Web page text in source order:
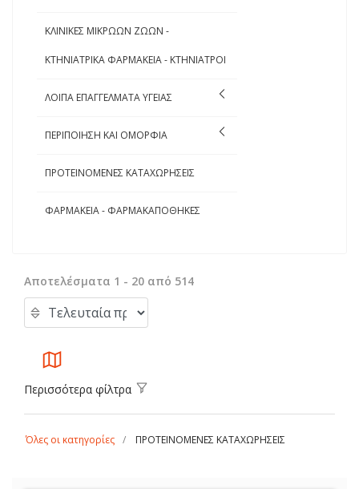
ΚΛΙΝΙΚΕΣ ΜΙΚΡΩΩΝ ΖΩΩΝ -
ΚΤΗΝΙΑΤΡΙΚΑ ΦΑΡΜΑΚΕΙΑ - ΚΤΗΝΙΑΤΡΟΙ
ΛΟΙΠΑ ΕΠΑΓΓΕΛΜΑΤΑ ΥΓΕΙΑΣ
ΠΕΡΙΠΟΙΗΣΗ ΚΑΙ ΟΜΟΡΦΙΑ
ΠΡΟΤΕΙΝΟΜΕΝΕΣ ΚΑΤΑΧΩΡΗΣΕΙΣ
ΦΑΡΜΑΚΕΙΑ - ΦΑΡΜΑΚΑΠΟΘΗΚΕΣ
Αποτελέσματα 1 - 20 από 514
Περισσότερα φίλτρα
Όλες οι κατηγορίες ΠΡΟΤΕΙΝΟΜΕΝΕΣ ΚΑΤΑΧΩΡΗΣΕΙΣ